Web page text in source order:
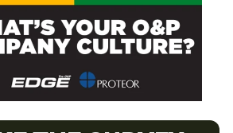
ficou claro que a paciente
de suporte em suas
e organizacionais. O
fez uma parceria com o
um plano singular que